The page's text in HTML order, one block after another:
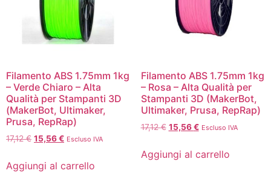
Filamento ABS 1.75mm 1kg
– Verde Chiaro – Alta
Qualità per Stampanti 3D
(MakerBot, Ultimaker,
Prusa, RepRap)
17,12€ 15,56€ Escluso IVA
Aggiungi al carrello
Filamento ABS 1.75mm 1kg
– Rosa – Alta Qualità per
Stampanti 3D (MakerBot,
Ultimaker, Prusa, RepRap)
17,12€ 15,56€ Escluso IVA
Aggiungi al carrello